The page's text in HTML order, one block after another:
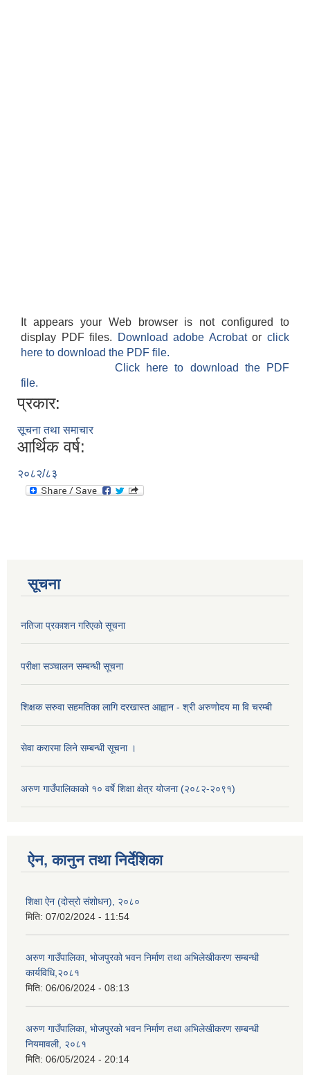
It appears your Web browser is not configured to
display PDF files.
Download adobe Acrobatorclick
here to download the PDF file.
Click here to download the PDF
file.
प्रकार:
सूचना तथा समाचार
आर्थिक वर्ष:
२०८२/८३
सूचना
नतिजा प्रकाशन गरिएको सूचना
परीक्षा सञ्चालन सम्बन्धी सूचना
शिक्षक सरुवा सहमतिका लागि दरखास्त आह्वान - श्री अरुणोदय मा वि चरम्बी
सेवा करारमा लिने सम्बन्धी सूचना ।
अरुण गाउँपालिकाको १० वर्षे शिक्षा क्षेत्र योजना (२०८२-२०९१)
ऐन, कानुन तथा निर्देशिका
शिक्षा ऐन (दोस्रो संशोधन), २०८०
मिति: 07/02/2024 - 11:54
अरुण गाउँपालिका, भोजपुरको भवन निर्माण तथा अभिलेखीकरण सम्बन्धी
कार्यविधि,२०८१
मिति: 06/06/2024 - 08:13
अरुण गाउँपालिका, भोजपुरको भवन निर्माण तथा अभिलेखीकरण सम्बन्धी
नियमावली, २०८१
मिति: 06/05/2024 - 20:14